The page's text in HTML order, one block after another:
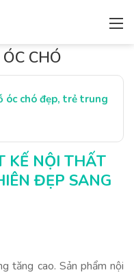
CHÓ
chó đẹp, trẻ trung
KẾ NỘI THẤT
ĐẸP SANG
tăng cao. Sản phẩm nội